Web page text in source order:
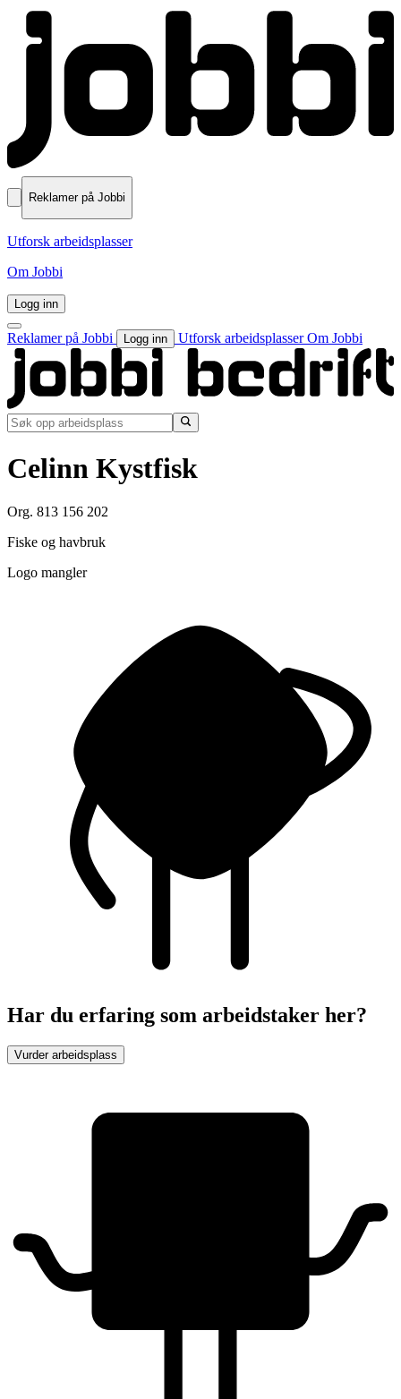
Reklamer på Jobbi
Utforsk arbeidsplasser
Om Jobbi
Logg inn
Reklamer på Jobbi Logg inn Utforsk arbeidsplasserOm Jobbi
Celinn Kystfisk
Org. 813 156 202
Fiske og havbruk
Logo mangler
Har du erfaring som arbeidstaker her?
Vurder arbeidsplass